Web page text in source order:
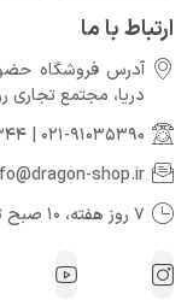
ارتباط با ما
آدرس فروشگاه
دريا، مجتمع تجارى رويـال،
021-91035390
shop.ir
7 روز هفته، 10 صبح تا 9 شب پاسخگوی شما عزیزان هستیم.